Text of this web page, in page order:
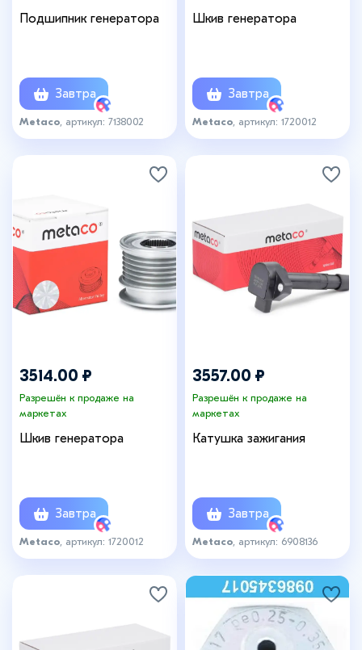
Подшипник генератора
Завтра
Metaco , артикул: 7138002
Шкив генератора
Завтра
Metaco , артикул: 1720012
3514.00 ₽
Разрешён к продаже на
маркетах
Шкив генератора
Завтра
Metaco , артикул: 1720012
3557.00 ₽
Разрешён к продаже на
маркетах
Катушка зажигания
Завтра
Metaco , артикул: 6908136